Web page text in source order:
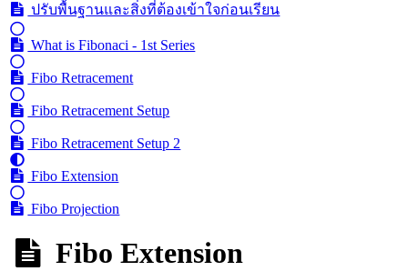
ปรับพื้นฐานและสิ่งที่ต้องเข้าใจก่อนเรียน
What is Fibonaci - 1st Series
Fibo Retracement
Fibo Retracement Setup
Fibo Retracement Setup 2
Fibo Extension
Fibo Projection
Fibo Extension